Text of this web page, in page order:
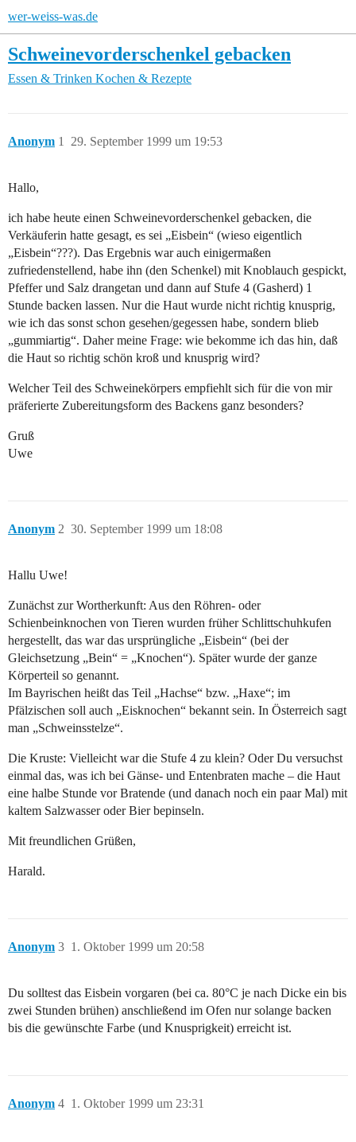
wer-weiss-was.de
Schweinevorderschenkel gebacken
Essen & Trinken Kochen & Rezepte
Anonym 29. September 1999 um 19:53
1
Hallo,
ich habe heute einen Schweinevorderschenkel gebacken, die
Verkäuferin hatte gesagt, es sei „Eisbein“ (wieso eigentlich
„Eisbein“???). Das Ergebnis war auch einigermaßen
zufriedenstellend, habe ihn (den Schenkel) mit Knoblauch gespickt,
Pfeffer und Salz drangetan und dann auf Stufe 4 (Gasherd) 1
Stunde backen lassen. Nur die Haut wurde nicht richtig knusprig,
wie ich das sonst schon gesehen/gegessen habe, sondern blieb
„gummiartig“. Daher meine Frage: wie bekomme ich das hin, daß
die Haut so richtig schön kroß und knusprig wird?
Welcher Teil des Schweinekörpers empfiehlt sich für die von mir
präferierte Zubereitungsform des Backens ganz besonders?
Gruß
Uwe
Anonym 30. September 1999 um 18:08
2
Hallu Uwe!
Zunächst zur Wortherkunft: Aus den Röhren- oder
Schienbeinknochen von Tieren wurden früher Schlittschuhkufen
hergestellt, das war das ursprüngliche „Eisbein“ (bei der
Gleichsetzung „Bein“ = „Knochen“). Später wurde der ganze
Körperteil so genannt.
Im Bayrischen heißt das Teil „Hachse“ bzw. „Haxe“; im
Pfälzischen soll auch „Eisknochen“ bekannt sein. In Österreich sagt
man „Schweinsstelze“.
Die Kruste: Vielleicht war die Stufe 4 zu klein? Oder Du versuchst
einmal das, was ich bei Gänse- und Entenbraten mache – die Haut
eine halbe Stunde vor Bratende (und danach noch ein paar Mal) mit
kaltem Salzwasser oder Bier bepinseln.
Mit freundlichen Grüßen,
Harald.
Anonym 1. Oktober 1999 um 20:58
3
Du solltest das Eisbein vorgaren (bei ca. 80°C je nach Dicke ein bis
zwei Stunden brühen) anschließend im Ofen nur solange backen
bis die gewünschte Farbe (und Knusprigkeit) erreicht ist.
Anonym 1. Oktober 1999 um 23:31
4